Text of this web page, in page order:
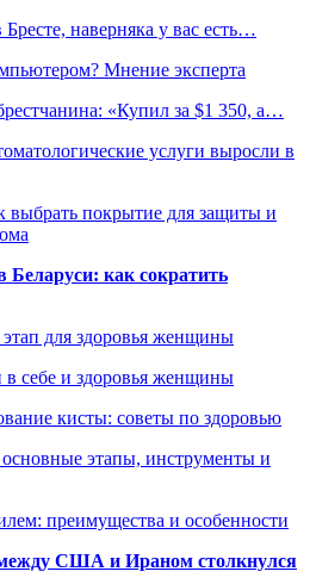
наверняка у вас есть…
Мнение эксперта
«Купил за $1 350, а…
услуги выросли в
выбрать покрытие для защиты и
Беларуси: как сократить
для здоровья женщины
в себе и здоровья женщины
кисты: советы по здоровью
основные этапы, инструменты и
преимущества и особенности
США и Ираном столкнулся